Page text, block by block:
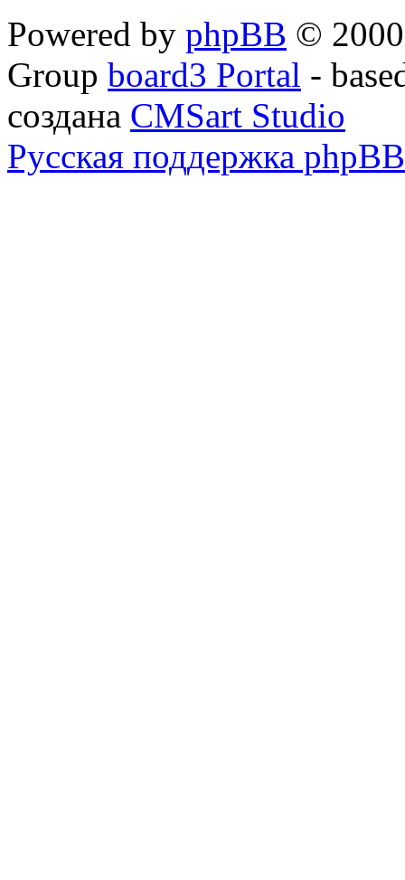
Powered by phpBB ©
Group board3 Portal -
создана CMSart Studio
Русская поддержка phpBB